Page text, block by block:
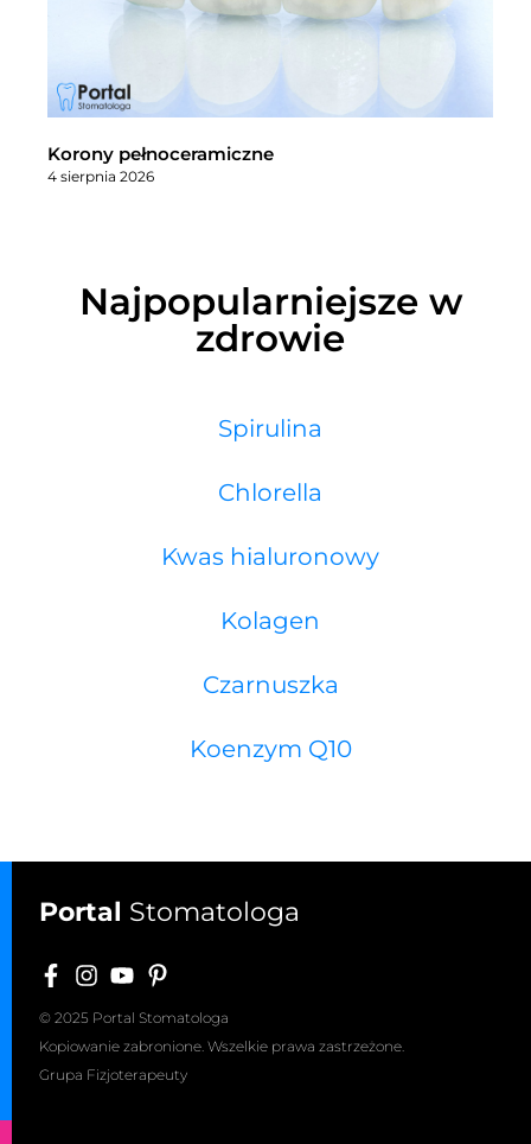
Korony pełnoceramiczne
4 sierpnia 2026
Najpopularniejsze w
zdrowie
Spirulina
Chlorella
Kwas hialuronowy
Kolagen
Czarnuszka
Koenzym Q10
Portal Stomatologa
© 2025 Portal Stomatologa
Kopiowanie zabronione. Wszelkie prawa zastrzeżone.
Grupa Fizjoterapeuty